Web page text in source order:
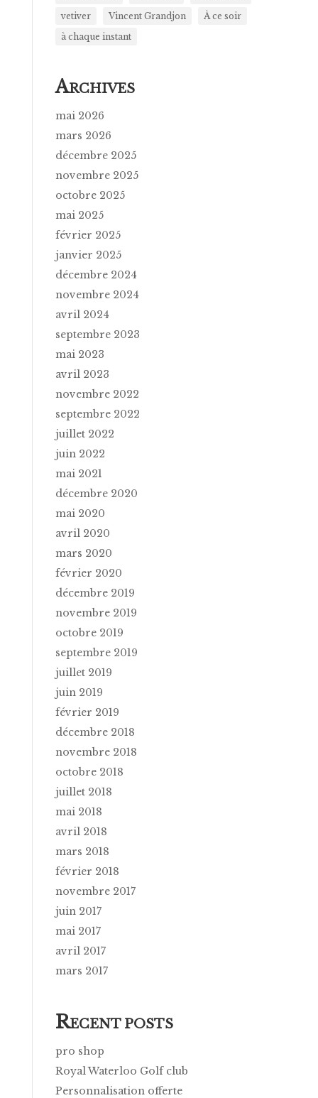
vetiver
Vincent Grandjon
À ce soir
à chaque instant
ARCHIVES
mai 2026
mars 2026
décembre 2025
novembre 2025
octobre 2025
mai 2025
février 2025
janvier 2025
décembre 2024
novembre 2024
avril 2024
septembre 2023
mai 2023
avril 2023
novembre 2022
septembre 2022
juillet 2022
juin 2022
mai 2021
décembre 2020
mai 2020
avril 2020
mars 2020
février 2020
décembre 2019
novembre 2019
octobre 2019
septembre 2019
juillet 2019
juin 2019
février 2019
décembre 2018
novembre 2018
octobre 2018
juillet 2018
mai 2018
avril 2018
mars 2018
février 2018
novembre 2017
juin 2017
mai 2017
avril 2017
mars 2017
RECENT POSTS
pro shop
Royal Waterloo Golf club
Personnalisation offerte